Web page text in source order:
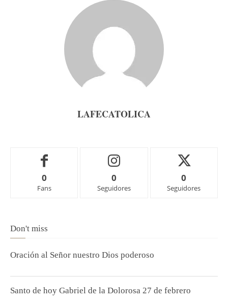
LAFECATOLICA
0
Fans
0
Seguidores
0
Seguidores
Don't miss
Oración al Señor nuestro Dios poderoso
Santo de hoy Gabriel de la Dolorosa 27 de febrero